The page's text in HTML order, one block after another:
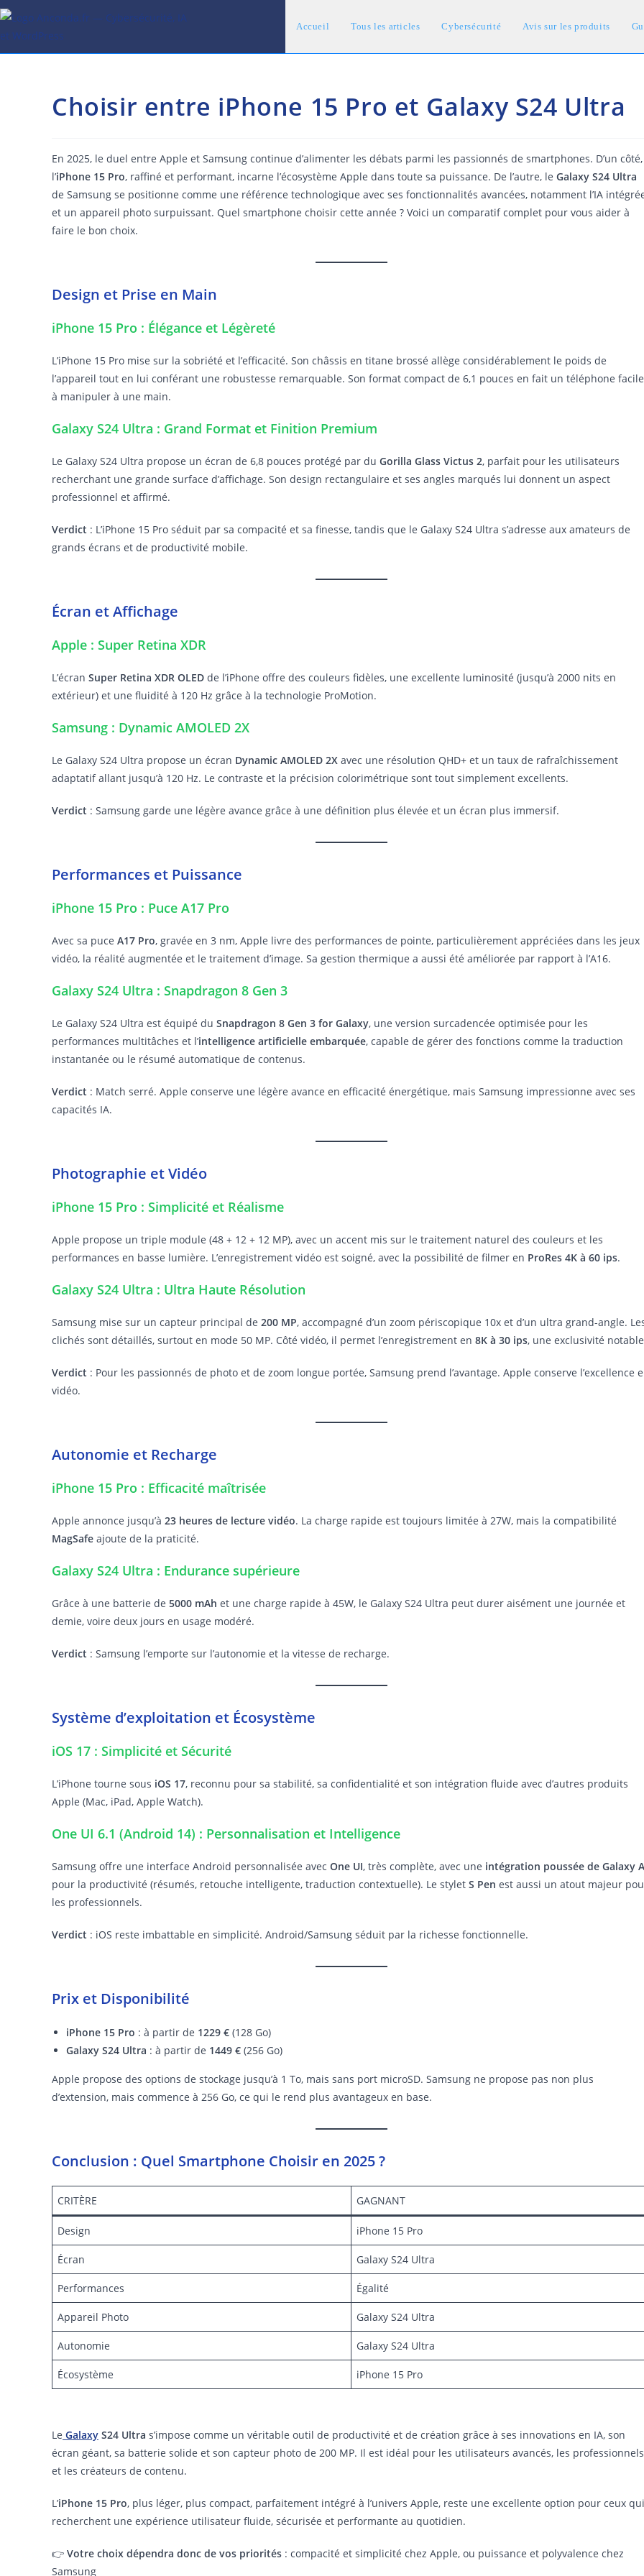
Skip
content
Accueil Tous les articles Cybersécurité Avis sur les produits
Choisir entre iPhone 15 Pro et Galaxy S24 Ultra
En 2025, le duel entre Apple et Samsung continue d’alimenter les débats parmi les passionnés de smartphones. D’un côté,
l’iPhone 15 Pro, raffiné et performant, incarne l’écosystème Apple dans toute sa puissance. De l’autre, le Galaxy S24 Ultra
de Samsung se positionne comme une référence technologique avec ses fonctionnalités avancées, notamment l’IA
et un appareil photo surpuissant. Quel smartphone choisir cette année ? Voici un comparatif complet pour vous aider à
faire le bon choix.
Design et Prise en Main
iPhone 15 Pro : Élégance et Légèreté
L’iPhone 15 Pro mise sur la sobriété et l’efficacité. Son châssis en titane brossé allège considérablement le poids de
l’appareil tout en lui conférant une robustesse remarquable. Son format compact de 6,1 pouces en fait un téléphone facile
à manipuler à une main.
Galaxy S24 Ultra : Grand Format et Finition Premium
Le Galaxy S24 Ultra propose un écran de 6,8 pouces protégé par du Gorilla Glass Victus 2, parfait pour les utilisateurs
recherchant une grande surface d’affichage. Son design rectangulaire et ses angles marqués lui donnent un aspect
professionnel et affirmé.
Verdict : L’iPhone 15 Pro séduit par sa compacité et sa finesse, tandis que le Galaxy S24 Ultra s’adresse aux amateurs de
grands écrans et de productivité mobile.
Écran et Affichage
Apple : Super Retina XDR
L’écran Super Retina XDR OLED de l’iPhone offre des couleurs fidèles, une excellente luminosité (jusqu’à 2000 nits en
extérieur) et une fluidité à 120 Hz grâce à la technologie ProMotion.
Samsung : Dynamic AMOLED 2X
Le Galaxy S24 Ultra propose un écran Dynamic AMOLED 2X avec une résolution QHD+ et un taux de rafraîchissement
adaptatif allant jusqu’à 120 Hz. Le contraste et la précision colorimétrique sont tout simplement excellents.
Verdict : Samsung garde une légère avance grâce à une définition plus élevée et un écran plus immersif.
Performances et Puissance
iPhone 15 Pro : Puce A17 Pro
Avec sa puce A17 Pro, gravée en 3 nm, Apple livre des performances de pointe, particulièrement appréciées dans les jeux
vidéo, la réalité augmentée et le traitement d’image. Sa gestion thermique a aussi été améliorée par rapport à l’A16.
Galaxy S24 Ultra : Snapdragon 8 Gen 3
Le Galaxy S24 Ultra est équipé du Snapdragon 8 Gen 3 for Galaxy, une version surcadencée optimisée pour les
performances multitâches et l’intelligence artificielle embarquée, capable de gérer des fonctions comme la traduction
instantanée ou le résumé automatique de contenus.
Verdict : Match serré. Apple conserve une légère avance en efficacité énergétique, mais Samsung impressionne avec ses
capacités IA.
Photographie et Vidéo
iPhone 15 Pro : Simplicité et Réalisme
Apple propose un triple module (48 + 12 + 12 MP), avec un accent mis sur le traitement naturel des couleurs et les
performances en basse lumière. L’enregistrement vidéo est soigné, avec la possibilité de filmer en ProRes 4K à 60 ips.
Galaxy S24 Ultra : Ultra Haute Résolution
Samsung mise sur un capteur principal de 200 MP, accompagné d’un zoom périscopique 10x et d’un ultra grand-angle.
clichés sont détaillés, surtout en mode 50 MP. Côté vidéo, il permet l’enregistrement en 8K à 30 ips, une exclusivité
Verdict : Pour les passionnés de photo et de zoom longue portée, Samsung prend l’avantage. Apple conserve l’excellence
vidéo.
Autonomie et Recharge
iPhone 15 Pro : Efficacité maîtrisée
Apple annonce jusqu’à 23 heures de lecture vidéo. La charge rapide est toujours limitée à 27W, mais la compatibilité
MagSafe ajoute de la praticité.
Galaxy S24 Ultra : Endurance supérieure
Grâce à une batterie de 5000 mAh et une charge rapide à 45W, le Galaxy S24 Ultra peut durer aisément une journée et
demie, voire deux jours en usage modéré.
Verdict : Samsung l’emporte sur l’autonomie et la vitesse de recharge.
Système d’exploitation et Écosystème
iOS 17 : Simplicité et Sécurité
L’iPhone tourne sous iOS 17, reconnu pour sa stabilité, sa confidentialité et son intégration fluide avec d’autres produits
Apple (Mac, iPad, Apple Watch).
One UI 6.1 (Android 14) : Personnalisation et Intelligence
Samsung offre une interface Android personnalisée avec One UI, très complète, avec une intégration poussée de Galaxy
pour la productivité (résumés, retouche intelligente, traduction contextuelle). Le stylet S Pen est aussi un atout majeur
les professionnels.
Verdict : iOS reste imbattable en simplicité. Android/Samsung séduit par la richesse fonctionnelle.
Prix et Disponibilité
iPhone 15 Pro : à partir de 1229 € (128 Go)
Galaxy S24 Ultra : à partir de 1449 € (256 Go)
Apple propose des options de stockage jusqu’à 1 To, mais sans port microSD. Samsung ne propose pas non plus
d’extension, mais commence à 256 Go, ce qui le rend plus avantageux en base.
Conclusion : Quel Smartphone Choisir en 2025 ?
CRITÈRE GAGNANT
Design iPhone 15 Pro
Écran Galaxy S24 Ultra
Performances Égalité
Appareil Photo Galaxy S24 Ultra
Autonomie Galaxy S24 Ultra
Écosystème iPhone 15 Pro
Le Galaxy S24 Ultra s’impose comme un véritable outil de productivité et de création grâce à ses innovations en IA, son
écran géant, sa batterie solide et son capteur photo de 200 MP. Il est idéal pour les utilisateurs avancés, les professionnels
et les créateurs de contenu.
L’iPhone 15 Pro, plus léger, plus compact, parfaitement intégré à l’univers Apple, reste une excellente option pour ceux qui
recherchent une expérience utilisateur fluide, sécurisée et performante au quotidien.
👉 Votre choix dépendra donc de vos priorités : compacité et simplicité chez Apple, ou puissance et polyvalence chez
Samsung